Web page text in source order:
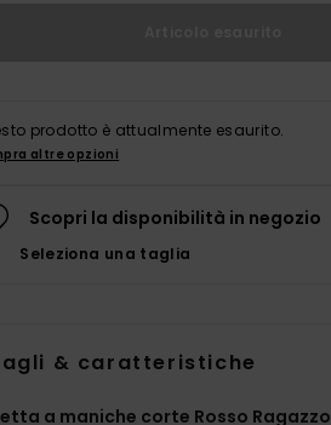
prodotto è attualmente esaurito.
altre opzioni
Scopri la disponibilità in negozio
Seleziona una taglia
& caratteristiche
a maniche corte Rosso Ragazzo